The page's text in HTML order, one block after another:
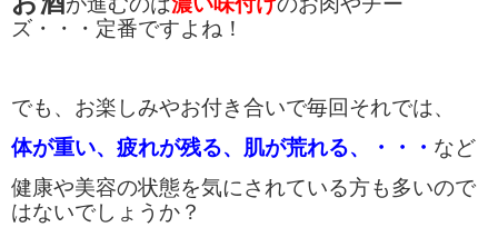
ズ・・・定番ですよね！
でも、お楽しみやお付き合いで毎回それでは、
体が重い、疲れが残る、肌が荒れる、・・・ など
健康や美容の状態を気にされている方も多いので
はないでしょうか？